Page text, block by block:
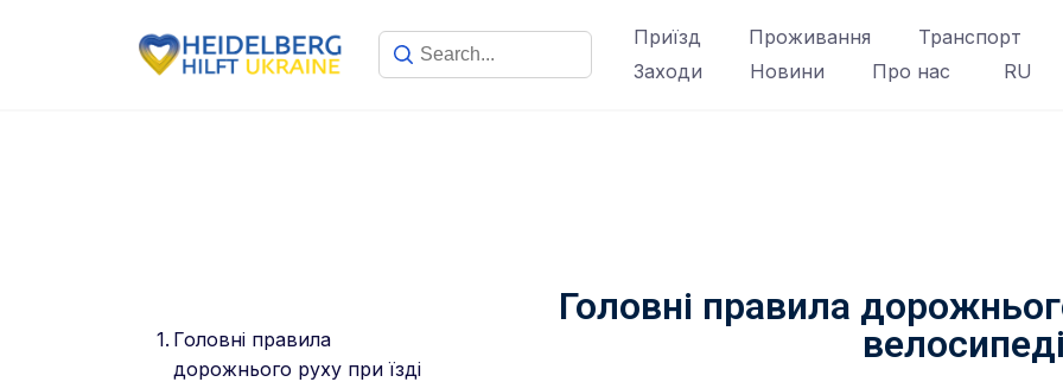
Приїзд Проживання Транспорт
Заходи
Новини Про нас RU
Головні правила
дорожнього руху при їзді
Головні правила
велосипеді